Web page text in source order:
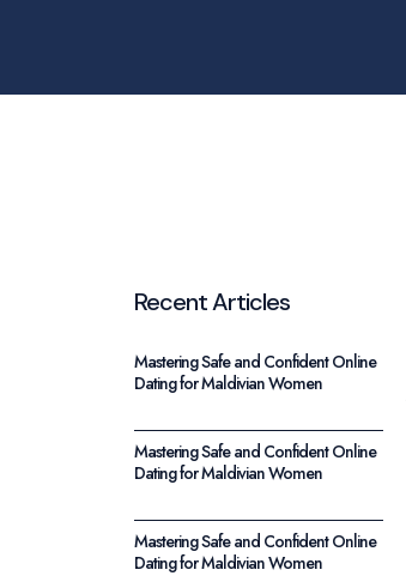
Recent Articles
Mastering Safe and Confident Online
Dating for Maldivian Women
Mastering Safe and Confident Online
Dating for Maldivian Women
Mastering Safe and Confident Online
Dating for Maldivian Women